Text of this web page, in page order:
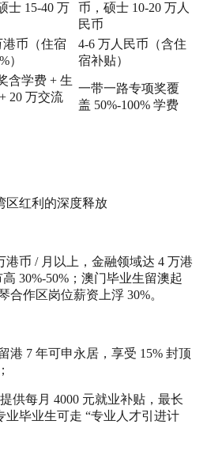
士 15-40 万
币，硕士 10-20 万人
民币
港币（住宿
）
4-6 万人民币（含住
宿补贴）
含学费 + 生
20 万交流
一带一路专项奖覆
盖 50%-100% 学费
区红利的深度释放
港币 / 月以上，金融领域达 4 万港
30%-50%；澳门毕业生留澳起
合作区岗位薪资上浮 30%。
港 7 年可申永居，享受 15% 封顶
供每月 4000 元就业补贴，最长
业毕业生可走 “专业人才引进计